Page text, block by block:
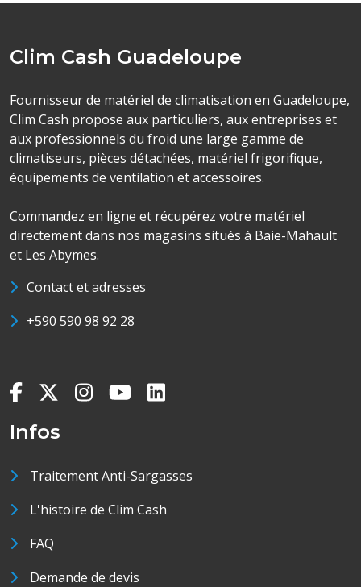
Clim Cash Guadeloupe
Fournisseur de matériel de climatisation en Guadeloupe,
Clim Cash propose aux particuliers, aux entreprises et
aux professionnels du froid une large gamme de
climatiseurs, pièces détachées, matériel frigorifique,
équipements de ventilation et accessoires.
Commandez en ligne et récupérez votre matériel
directement dans nos magasins situés à Baie-Mahault
et Les Abymes.
Contact et adresses
+590 590 98 92 28
Infos
Traitement Anti-Sargasses
L'histoire de Clim Cash
FAQ
Demande de devis